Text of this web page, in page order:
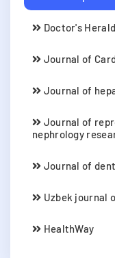
Doctor's Herald
Journal of
Journal of
Journal of
nephrology
Journal of
Uzbek journal
HealthWay